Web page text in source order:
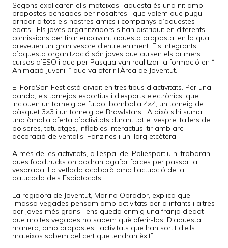
Segons explicaren ells mateixos “aquesta és una nit amb
propostes pensades per nosaltres i que volem que pugui
arribar a tots els nostres amics i companys d’aquestes
edats”. Els joves organitzadors s’han distribuït en diferents
comissions per tirar endavant aquesta proposta, en la qual
preveuen un gran vespre d’entreteniment. Els integrants
d’aquesta organització són joves que cursen els primers
cursos d’ESO i que per Pasqua van realitzar la formació en “
Animació Juvenil “ que va oferir l’Àrea de Joventut.
El ForaSon Fest està dividit en tres tipus d’activitats. Per una
banda, els tornejos esportius i d’esports electrònics, que
inclouen un torneig de futbol bombolla 4×4; un torneig de
bàsquet 3×3 i un torneig de Brawlstars . A això s’hi suma
una àmplia oferta d’activitats durant tot el vespre; tallers de
polseres, tatuatges, inflables interactius, tir amb arc,
decoració de ventalls, Fanzines i un llarg etcètera.
A més de les activitats, a l’espai del Poliesportiu hi trobaran
dues foodtrucks on podran agafar forces per passar la
vesprada. La vetlada acabarà amb l’actuació de la
batucada dels Espiatocats.
La regidora de Joventut, Marina Obrador, explica que
“massa vegades pensam amb activitats per a infants i altres
per joves més grans i ens queda enmig una franja d’edat
que moltes vegades no sabem què oferir-los. D’aquesta
manera, amb propostes i activitats que han sortit d’ells
mateixos sabem del cert que tendran èxit”.